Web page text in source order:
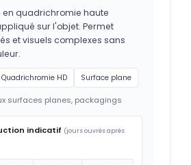
en quadrichromie haute
sur l'objet. Permet
et visuels complexes sans
Quadrichromie HD Surface plane
surfaces planes, packagings
indicatif (jours ouvrés après